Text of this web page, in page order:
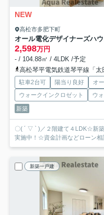
NEW
高松市多肥下町
2,598万円
- / 104.88㎡ / 4LDK /予定
高松琴平電気鉄道琴平線「
駐車2台可 陽当り良好 オ
ウォークインクロゼット
ウ
新築
〇( ´ ▽ ` )／２階建て４LDK☆新
実施中！☆資金計画などローン相
新築一戸建